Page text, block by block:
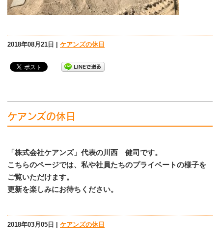
2018年08月21日 | ケアンズの休日
ケアンズの休日
「株式会社ケアンズ」代表の川西 健司です。
こちらのページでは、私や社員たちのプライベートの様子を
ご覧いただけます。
更新を楽しみにお待ちください。
2018年03月05日 | ケアンズの休日